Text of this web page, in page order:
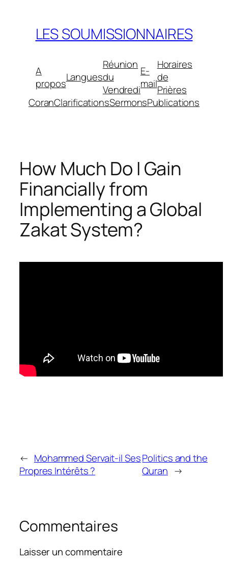
contenuLES SOUMISSIONNAIRES
A
proposLangues
Réunion
du
Vendredi
E-
mail
Horaires
de
Prières
CoranClarificationsSermonsPublications
How Much Do I Gain
Financially from
Implementing a Global
Zakat System?
← Mohammed Servait-il Ses
Propres Intérêts ?
Politics and the
Quran →
Commentaires
Laisser un commentaire